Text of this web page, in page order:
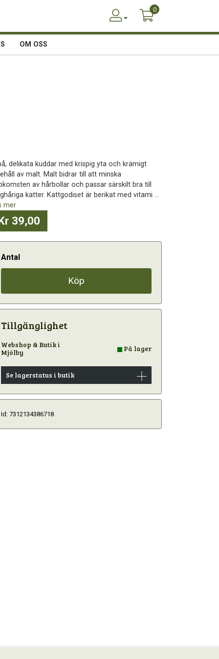
0
OM OSS
delikata kuddar med krispig yta och krämigt
av malt. Malt bidrar till att minska
av hårbollar och passar särskilt bra till
katter. Kattgodiset är berikat med vitami ...
mer
39,00
Antal
Köp
Tillgänglighet
Webshop & Butik i
Mjölby
På lager
Se lagerstatus i butik
Id: 7312134386718